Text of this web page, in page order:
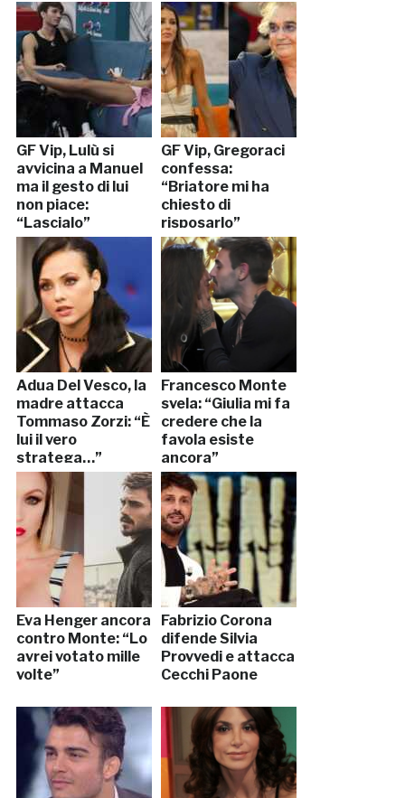
GF Vip, Lulù si
avvicina a Manuel
ma il gesto di lui
non piace:
“Lascialo”
GF Vip, Gregoraci
confessa:
“Briatore mi ha
chiesto di
risposarlo”
Adua Del Vesco, la
madre attacca
Tommaso Zorzi: “È
lui il vero
stratega…”
Francesco Monte
svela: “Giulia mi fa
credere che la
favola esiste
ancora”
Eva Henger ancora
contro Monte: “Lo
avrei votato mille
volte”
Fabrizio Corona
difende Silvia
Provvedi e attacca
Cecchi Paone